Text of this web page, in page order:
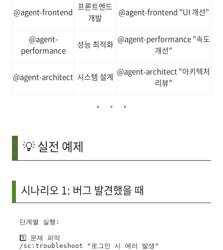
@agent-frontend 프론트엔드
개발
@agent-frontend "UI 개선"
@agent-
performance
성능 최적화 @agent-performance "속도
개선"
@agent-architect 시스템 설계 @agent-architect "아키텍처
리뷰"
💡 실전 예제
시나리오 1: 버그 발견했을 때
단계별 실행:
1️⃣ 문제 파악
/sc:troubleshoot "로그인 시 에러 발생"